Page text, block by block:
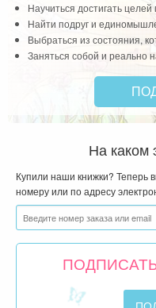
Научиться достигать
Найти подруг и
Выбраться из состояния,
Заняться собой и реально
На каком
Купили наши книжки? Теперь
номеру или по адресу